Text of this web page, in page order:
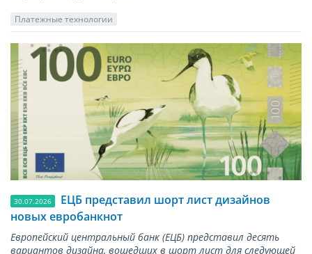
Платежные технологии
30.07.2026
ЕЦБ представил шорт лист дизайнов
новых евробанкнот
Европейский центральный банк (ЕЦБ) представил десять
вариантов дизайна, вошедших в шорт лист для следующей